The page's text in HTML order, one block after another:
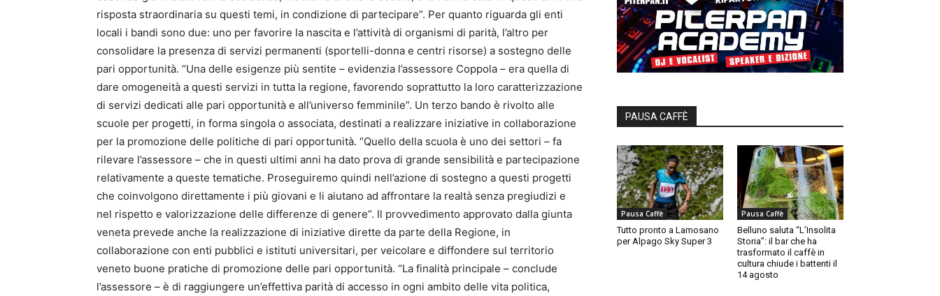
risposta straordinaria su questi temi, in condizione di partecipare”. Per quanto riguarda gli enti
locali i bandi sono due: uno per favorire la nascita e l’attività di organismi di parità, l’altro per
consolidare la presenza di servizi permanenti (sportelli-donna e centri risorse) a sostegno delle
pari opportunità. “Una delle esigenze più sentite – evidenzia l’assessore Coppola – era quella di
dare omogeneità a questi servizi in tutta la regione, favorendo soprattutto la loro caratterizzazione
di servizi dedicati alle pari opportunità e all’universo femminile”. Un terzo bando è rivolto alle
scuole per progetti, in forma singola o associata, destinati a realizzare iniziative in collaborazione
per la promozione delle politiche di pari opportunità. “Quello della scuola è uno dei settori – fa
rilevare l’assessore – che in questi ultimi anni ha dato prova di grande sensibilità e partecipazione
relativamente a queste tematiche. Proseguiremo quindi nell’azione di sostegno a questi progetti
che coinvolgono direttamente i più giovani e li aiutano ad affrontare la realtà senza pregiudizi e
nel rispetto e valorizzazione delle differenze di genere”. Il provvedimento approvato dalla giunta
veneta prevede anche la realizzazione di iniziative dirette da parte della Regione, in
collaborazione con enti pubblici e istituti universitari, per veicolare e diffondere sul territorio
veneto buone pratiche di promozione delle pari opportunità. “La finalità principale – conclude
l’assessore – è di raggiungere un’effettiva parità di accesso in ogni ambito delle vita politica,
PAUSA CAFFÈ
Pausa Caffè
Tutto pronto a Lamosano
per Alpago Sky Super 3
Pausa Caffè
Belluno saluta “L’Insolita
Storia”: il bar che ha
trasformato il caffè in
cultura chiude i battenti il
14 agosto